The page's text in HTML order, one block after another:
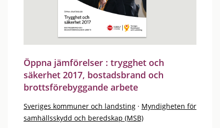
Öppna jämförelser : trygghet och
säkerhet 2017, bostadsbrand och
brottsförebyggande arbete
Sveriges kommuner och landsting · Myndigheten för
samhällsskydd och beredskap (MSB)